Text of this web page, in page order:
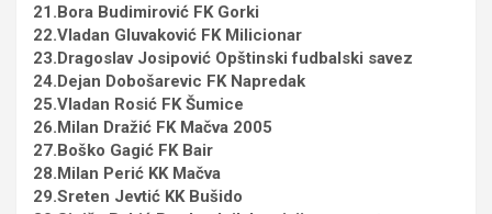
21.Bora Budimirović FK Gorki
22.Vladan Gluvaković FK Milicionar
23.Dragoslav Josipović Opštinski fudbalski savez
24.Dejan Dobošarevic FK Napredak
25.Vladan Rosić FK Šumice
26.Milan Dražić FK Mačva 2005
27.Boško Gagić FK Bair
28.Milan Perić KK Mačva
29.Sreten Jevtić KK Bušido